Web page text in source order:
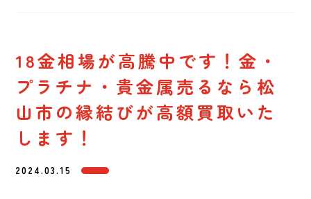
18金相場が高騰中です！金・
プラチナ・貴金属売るなら松
山市の縁結びが高額買取いた
します！
2024.03.15